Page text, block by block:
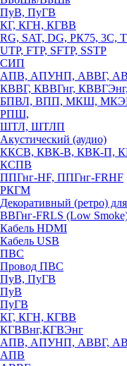
ПуВ, ПуГВ
КГ, КГН, КГВВ
RG, SAT, DG, РК75, 3С,
UTP, FTP, SFTP, SSTP
СИП
АПВ, АПУНП, АВВГ,
КВВГ, КВВГнг,
БПВЛ, ВПП, МКШ,
РПШ,
ШТЛ, ШТЛП
Акустический (аудио)
ККСВ, КВК-В, КВК-П,
КСПВ
ППГнг-HF, ППГнг-FRHF
РКГМ
Декоративный (ретро)
ВВГнг-FRLS (Low
Кабель HDMI
Кабель USB
ПВС
Провод ПВС
ПуВ, ПуГВ
ПуВ
ПуГВ
КГ, КГН, КГВВ
КГВВнг,КГВЭнг
АПВ, АПУНП, АВВГ,
АПВ